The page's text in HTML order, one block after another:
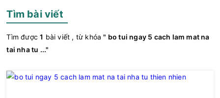
Tìm bài viết
Tìm được1 bài viết , từ khóa" bo tui ngay 5 cach lam mat na
tai nha tu ..."